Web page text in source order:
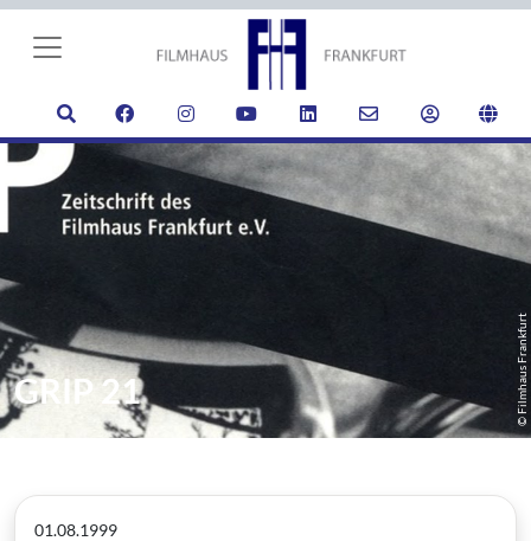
© Filmhaus Frankfurt
GRIP 21
01.08.1999